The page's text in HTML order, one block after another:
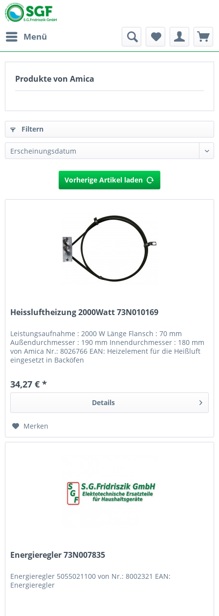
Menü
Produkte von Amica
Filtern
Vorherige Artikel laden
Heissluftheizung 2000Watt 73N010169
Leistungsaufnahme : 2000 W Länge Flansch : 70 mm
Außendurchmesser : 190 mm Innendurchmesser : 180 mm
von Amica Nr.: 8026766 EAN: Heizelement für die Heißluft
eingesetzt in Backöfen
34,27 € *
Details
Merken
Energieregler 73N007835
Energieregler 5055021100 von Nr.: 8002321 EAN:
Energieregler